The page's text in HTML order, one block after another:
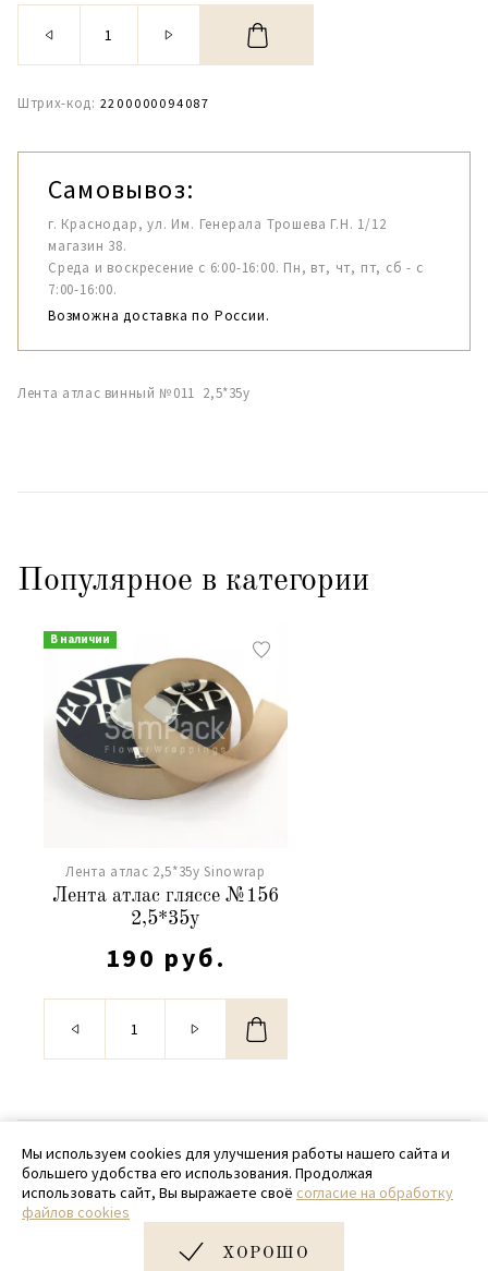
Штрих-код: 2200000094087
Самовывоз:
г. Краснодар, ул. Им. Генерала Трошева Г.Н. 1/12
магазин 38.
Среда и воскресение с 6:00-16:00. Пн, вт, чт, пт, сб - с
7:00-16:00.
Возможна доставка по России.
Лента атлас винный №011 2,5*35y
Популярное в категории
В наличии
Лента атлас 2,5*35y Sinowrap
Лента атлас гляссе №156
2,5*35y
190 руб.
© 2020 - 2026 SamPack
+ 7 (918) 699-97-87
zakaz@sampack.store
Дизайн и разработка сайта
Мы используем cookies для улучшения работы нашего сайта и
большего удобства его использования. Продолжая
использовать сайт, Вы выражаете своё согласие на обработку
файлов cookies
ХОРОШО